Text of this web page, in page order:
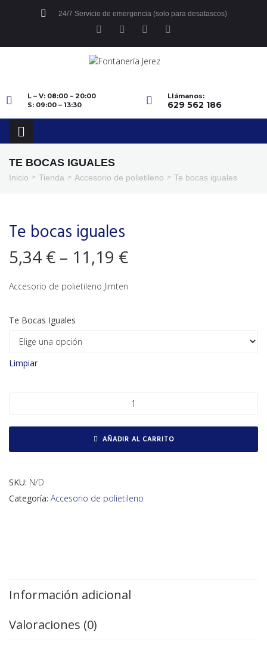
24/7 Servicio de emergencia (solo para desatascos)
L – V: 08:00 – 20:00
S: 09:00 – 13:30
Llámanos:
629 562 186
TE BOCAS IGUALES
Inicio > Tienda > Accesorio de polietileno > Te bocas iguales
Te bocas iguales
5,34 € – 11,19 €
Accesorio de polietileno Jimten
Te Bocas Iguales
Limpiar
AÑADIR AL CARRITO
SKU: N/D
Categoría: Accesorio de polietileno
Información adicional
Valoraciones (0)